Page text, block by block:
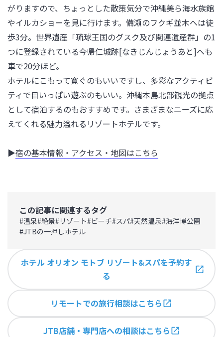
がりますので、ちょっとした散策気分で沖縄美ら海水族館
やイルカショーを見に行けます。備瀬のフクギ並木へは徒
歩3分。世界遺産「琉球王国のグスク及び関連遺産群」の1
つに登録されている今帰仁城跡[なきじんじょうあと]へも
車で20分ほど。
ホテルにこもって寛ぐのもいいですし、多彩なアクティビ
ティで目いっぱい遊ぶのもいい。沖縄本島北部観光の拠点
として宿泊するのもおすすめです。さまざまなニーズに応
えてくれる魅力溢れるリゾートホテルです。
▶宿の基本情報・アクセス・地図はこちら
この記事に関連するタグ
#温泉#絶景#リゾート#ビーチ#スパ#天然温泉#海洋博公園
#JTBの一押しホテル
ホテル オリオン モトブ リゾート&スパを予約す
る
リモートでの旅行相談はこちら
JTB店舗・専門店への相談はこちら